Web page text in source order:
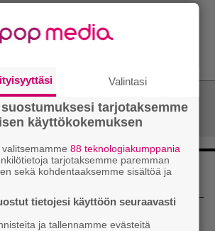
ja Monster Hunter Rise -studio voi
Porkka-Kontturi
Vanhemmat artikkelit
jälleenmyyjien kanssa
Valintasi
tarjotaksemme
käyttökokemuksen
valitsemamme88 teknologiakumppania
tarjotaksemme paremman
sekä kohdentaaksemme sisältöä ja
tietojesi käyttöön seuraavasti
ja tallennamme evästeitä